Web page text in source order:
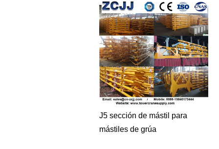
J5 sección de mástil para
mástiles de grúa